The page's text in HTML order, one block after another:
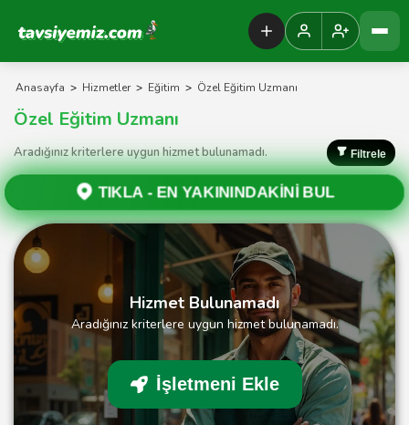
Tavsiyemiz Anasayfa
Anasayfa > Hizmetler > Eğitim > Özel Eğitim Uzmanı
Özel Eğitim Uzmanı
Aradığınız kriterlere uygun hizmet bulunamadı. Filtrele
TIKLA -EN YAKININDAKİNİ BUL
Hizmet Bulunamadı
Aradığınız kriterlere uygun hizmet bulunamadı.
İşletmeni Ekle